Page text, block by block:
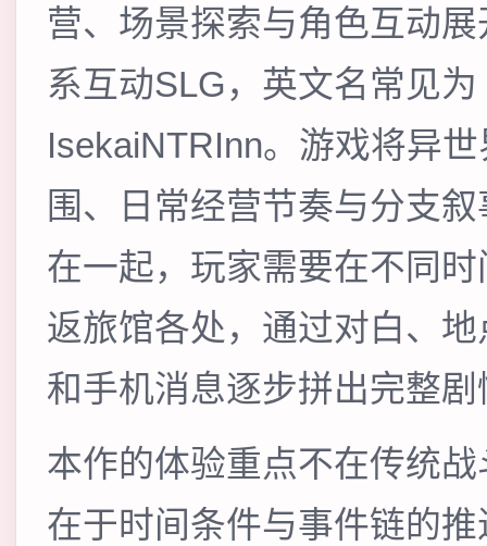
营、场景探索与角色互动
系互动SLG，英文名常见为
IsekaiNTRInn。游戏将异
围、日常经营节奏与分支
在一起，玩家需要在不同
返旅馆各处，通过对白、
和手机消息逐步拼出完整剧
本作的体验重点不在传统
在于时间条件与事件链的